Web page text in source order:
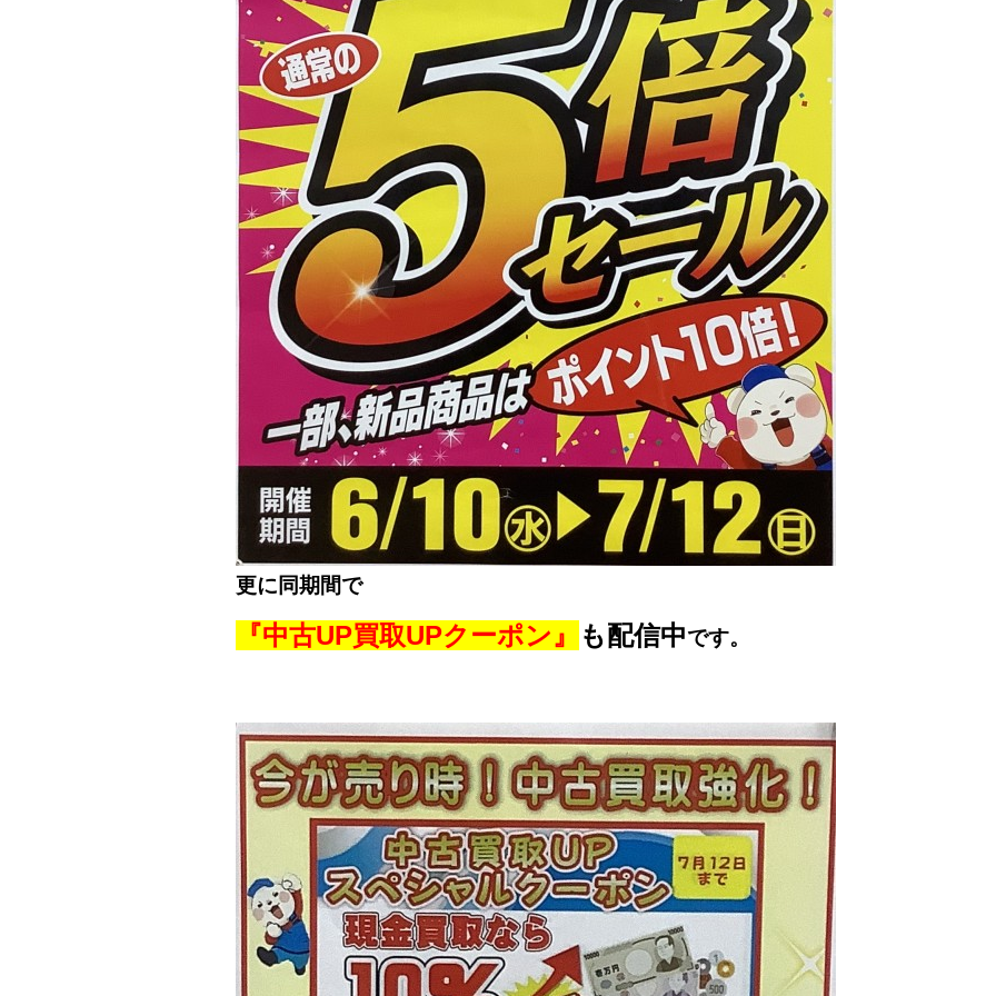
更に同期間で
『中古UP買取UPクーポン』 も配信中です。